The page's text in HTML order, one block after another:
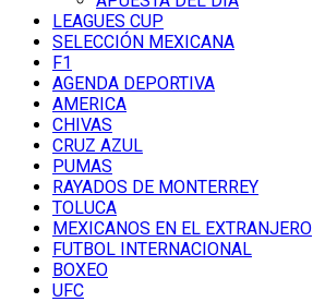
LEAGUES CUP
SELECCIÓN MEXICANA
F1
AGENDA DEPORTIVA
AMERICA
CHIVAS
CRUZ AZUL
PUMAS
RAYADOS DE MONTERREY
TOLUCA
MEXICANOS EN EL EXTRANJERO
FUTBOL INTERNACIONAL
BOXEO
UFC